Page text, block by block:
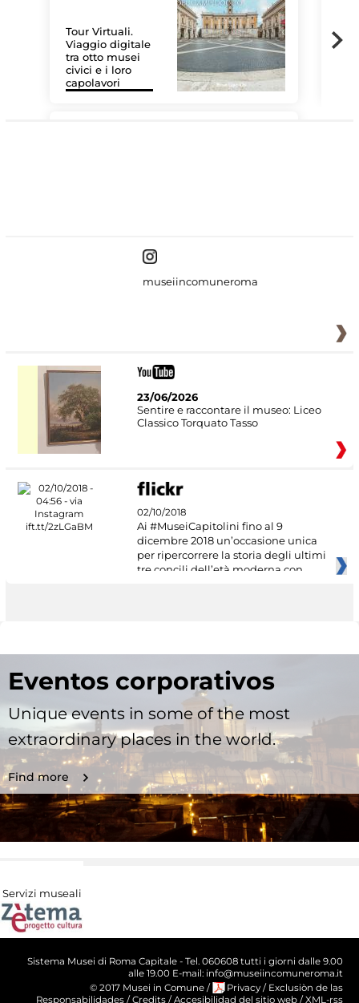
Tour Virtuali.
Viaggio digitale
tra otto musei
civici e i loro
capolavori
museiincomuneroma
23/06/2026
Sentire e raccontare il museo: Liceo
Classico Torquato Tasso
02/10/2018
Ai #MuseiCapitolini fino al 9
dicembre 2018 un’occasione unica
per ripercorrere la storia degli ultimi
tre concili dell’età moderna con
Eventos corporativos
Unique events in some of the most
extraordinary places in the world.
Find more
Servizi museali
Sistema Musei di Roma Capitale - Tel. 060608 tutti i giorni dalle 9.00
alle 19.00 E-mail: info@museiincomuneroma.it
© 2017 Musei in Comune / Privacy / Exclusiòn de las
Responsabilidades / Credits / Accesibilidad del sitio web / XML-rss